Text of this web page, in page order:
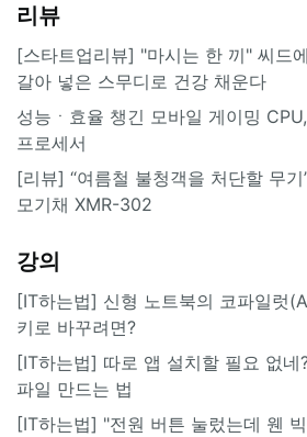
리뷰
[스타트업리뷰] "마시는 한 끼" 씨드
갈아 넣은 스무디로 건강 채운다
성능ㆍ효율 챙긴 모바일 게이밍
프로세서
[리뷰] “여름철 불청객을 처단할 무기
모기채 XMR-302
강의
[IT하는법] 신형 노트북의 코파일럿
키로 바꾸려면?
[IT하는법] 따로 앱 설치할 필요 없
파일 만드는 법
[IT하는법] "전원 버튼 눌렀는데 웬